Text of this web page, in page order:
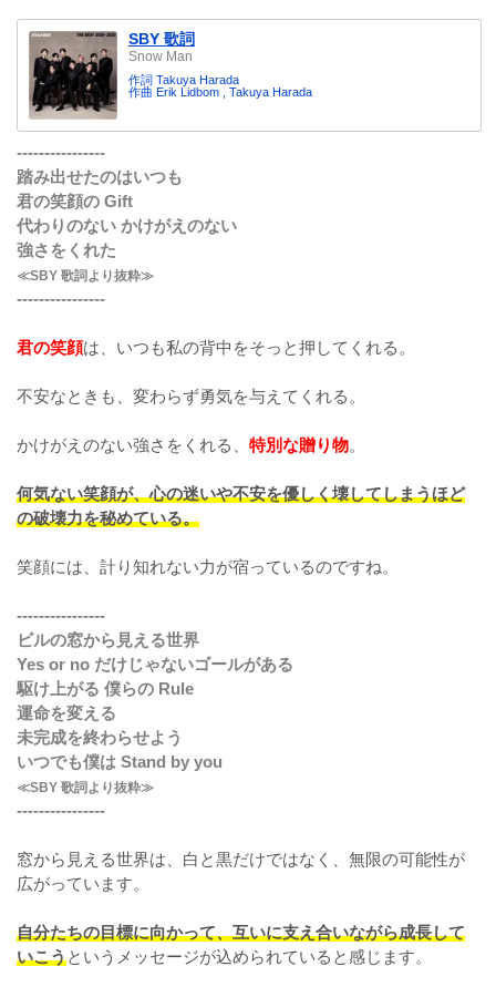
SBY 歌詞
Snow Man
作詞 Takuya Harada
作曲 Erik Lidbom , Takuya Harada
----------------
踏み出せたのはいつも
君の笑顔の Gift
代わりのない かけがえのない
強さをくれた
≪SBY 歌詞より抜粋≫
----------------
君の笑顔は、いつも私の背中をそっと押してくれる。
不安なときも、変わらず勇気を与えてくれる。
かけがえのない強さをくれる、 特別な贈り物。
何気ない笑顔が、心の迷いや不安を優しく壊してしまうほど
の破壊力を秘めている。
笑顔には、計り知れない力が宿っているのですね。
----------------
ビルの窓から見える世界
Yes or no だけじゃないゴールがある
駆け上がる 僕らの Rule
運命を変える
未完成を終わらせよう
いつでも僕は Stand by you
≪SBY 歌詞より抜粋≫
----------------
窓から見える世界は、白と黒だけではなく、無限の可能性が
広がっています。
自分たちの目標に向かって、互いに支え合いながら成長して
いこうというメッセージが込められていると感じます。